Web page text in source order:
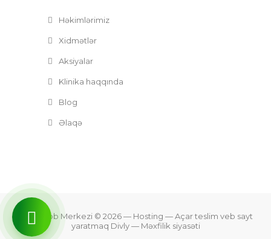
Həkimlərimiz
Xidmətlər
Aksiyalar
Klinika haqqında
Blog
Əlaqə
Zefer Tibb Merkezi © 2026— Hosting —Açar teslim veb sayt
yaratmaq Divly— Məxfilik siyasəti